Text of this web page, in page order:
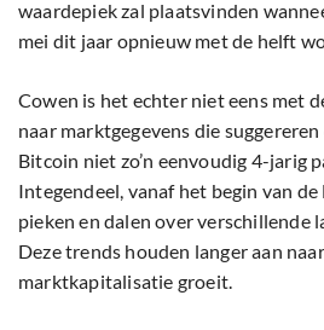
waardepiek zal plaatsvinden
mei dit jaar opnieuw met de helft
Cowen is het echter niet eens met
naar marktgegevens die
Bitcoin niet zo’n eenvoudig 4-jarig
Integendeel, vanaf het begin van
pieken en dalen over verschillende
Deze trends houden langer aan
marktkapitalisatie groeit.